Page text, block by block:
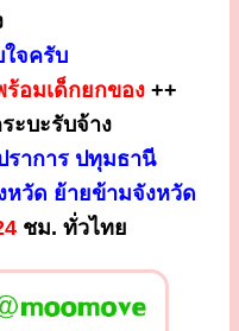
จครับ
ร้อมเด็กยกของ ++
ะบะรับจ้าง
ราการ ปทุมธานี
หวัด ย้ายข้ามจังหวัด
ชม. ทั่วไทย